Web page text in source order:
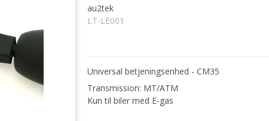
au2tek
LT-LE001
Universal betjeningsenhed - CM35
Transmission: MT/ATM
Kun til biler med E-gas